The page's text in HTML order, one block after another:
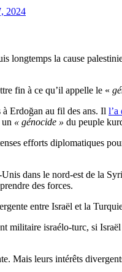
2024
longtemps la cause
fin à ce qu’il appelle le «
Erdoğan au fil des ans. Il l’a
« génocide » du peuple
efforts diplomatiques
dans le nord-est de la
des forces.
entre Israël et la
militaire israélo-turc, si
Mais leurs intérêts